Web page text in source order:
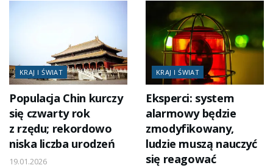
KRAJ I ŚWIAT
Populacja Chin kurczy
się czwarty rok
z rzędu; rekordowo
niska liczba urodzeń
19.01.2026
KRAJ I ŚWIAT
Eksperci: system
alarmowy będzie
zmodyfikowany,
ludzie muszą nauczyć
się reagować